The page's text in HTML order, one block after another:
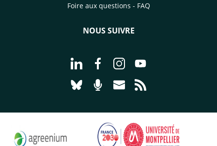
Foire aux questions - FAQ
NOUS SUIVRE
Aller à la page Nous suivre sur
Aller à la page Nous suivre sur
Aller à la page Nous
Aller à la page
Aller à la page Nous suivre sur
Aller à la page Nourrir le
Aller à la page Nous